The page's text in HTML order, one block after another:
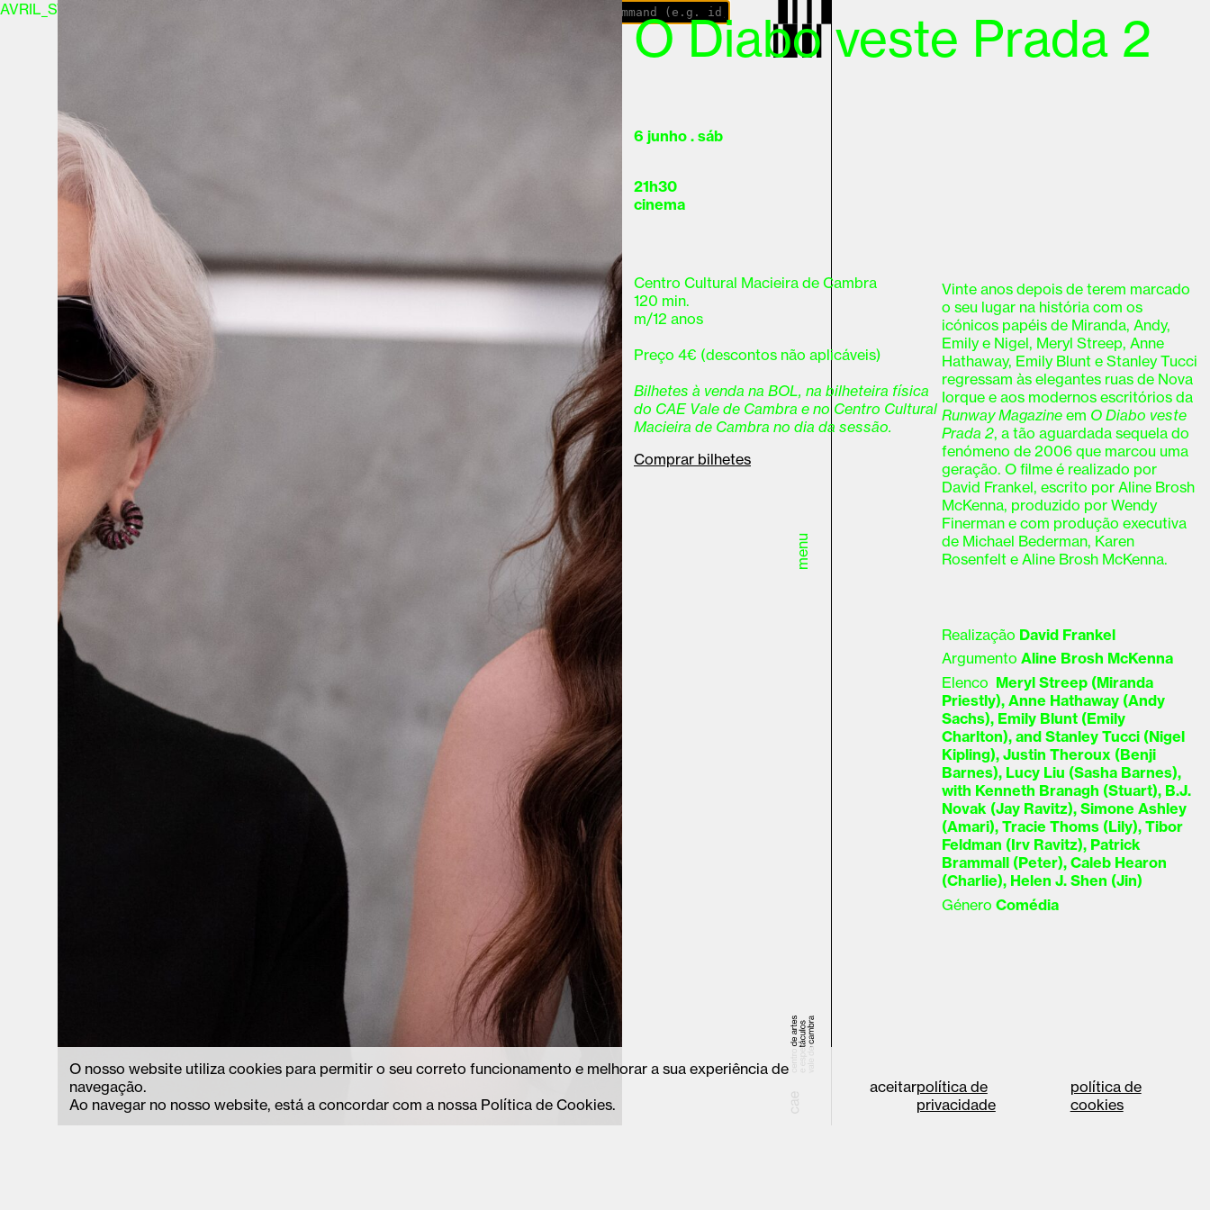
AVRIL_START_JANCOKALIVEAVRIL_END_JANCOK
menu
O Diabo veste Prada 2
6 junho . sáb
21h30
cinema
Centro Cultural Macieira de Cambra
120 min.
m/12 anos
Preço 4€ (descontos não aplicáveis)
Bilhetes à venda na BOL, na bilheteira física
do CAE Vale de Cambra e no Centro Cultural
Macieira de Cambra no dia da sessão.
Comprar bilhetes
Vinte anos depois de terem marcado
o seu lugar na história com os
icónicos papéis de Miranda, Andy,
Emily e Nigel, Meryl Streep, Anne
Hathaway, Emily Blunt e Stanley Tucci
regressam às elegantes ruas de Nova
Iorque e aos modernos escritórios da
Runway Magazine em O Diabo veste
Prada 2, a tão aguardada sequela do
fenómeno de 2006 que marcou uma
geração. O filme é realizado por
David Frankel, escrito por Aline Brosh
McKenna, produzido por Wendy
Finerman e com produção executiva
de Michael Bederman, Karen
Rosenfelt e Aline Brosh McKenna.
Realização David Frankel
Argumento Aline Brosh McKenna
Elenco Meryl Streep (Miranda
Priestly), Anne Hathaway (Andy
Sachs), Emily Blunt (Emily
Charlton), and Stanley Tucci (Nigel
Kipling), Justin Theroux (Benji
Barnes), Lucy Liu (Sasha Barnes),
with Kenneth Branagh (Stuart), B.J.
Novak (Jay Ravitz), Simone Ashley
(Amari), Tracie Thoms (Lily), Tibor
Feldman (Irv Ravitz), Patrick
Brammall (Peter), Caleb Hearon
(Charlie), Helen J. Shen (Jin)
Género Comédia
O nosso website utiliza cookies para permitir o seu correto funcionamento e melhorar a sua experiência de
navegação.
Ao navegar no nosso website, está a concordar com a nossa Política de Cookies.
aceitarpolítica de
privacidade
política de
cookies